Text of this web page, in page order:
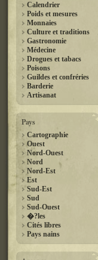
Calendrier
Poids et mesures
Monnaies
Culture et traditions
Gastronomie
Médecine
Drogues et tabacs
Poisons
Guildes et confréries
Barderie
Artisanat
Pays
Cartographie
Ouest
Nord-Ouest
Nord
Nord-Est
Est
Sud-Est
Sud
Sud-Ouest
�?les
Cités libres
Pays nains